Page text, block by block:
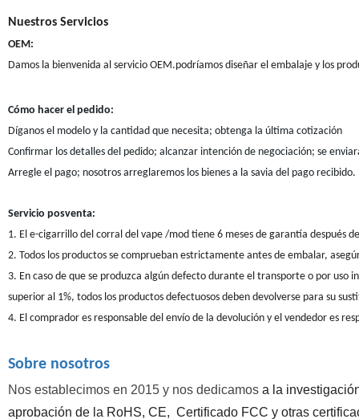
Nuestros Servicios
OEM:
Damos la bienvenida al servicio OEM.podríamos diseñar el embalaje y los
Cómo hacer el pedido:
Díganos el modelo y la cantidad que necesita; obtenga la última cotización
Confirmar los detalles del pedido; alcanzar intención de negociación; se
Arregle el pago; nosotros arreglaremos los bienes a la savia del pago recibido.
Servicio posventa:
1. El e-cigarrillo del corral del vape /mod tiene 6 meses de garantía después
2. Todos los productos se comprueban estrictamente antes de embalar,
3. En caso de que se produzca algún defecto durante el transporte o por uso
superior al 1%, todos los productos defectuosos deben devolverse para su
4. El comprador es responsable del envío de la devolución y el vendedor es
Sobre nosotros
Nos establecimos en 2015 y nos dedicamosa la
aprobación de la RoHS, CE, Certificado FCC y otras